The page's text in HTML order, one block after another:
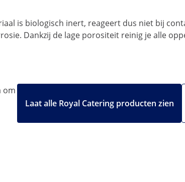
is biologisch inert, reageert dus niet bij
Dankzij de lage porositeit reinig je alle
om
Laat alle Royal Catering producten zien